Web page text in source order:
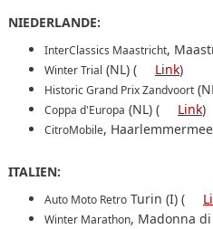
NIEDERLANDE:
InterClassics Maastricht,
Winter Trial (NL) ( Link)
Historic Grand Prix Zandvoort
Coppa d'Europa (NL) ( Link)
CitroMobile,
ITALIEN:
Auto Moto Retro Turin (I) (
Winter Marathon, Madonna